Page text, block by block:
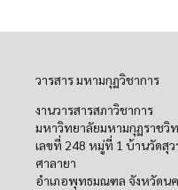
วารสาร มหามกุฏวิชาการ
งานวารสารสภาวิชาการ
มหาวิทยาลัยมหามกุฏราชวิ
เลขที่ 248 หมู่ที่ 1 บ้านวัดสุ
ศาลายา
อำเภอพุทธมณฑล จังหวัดน